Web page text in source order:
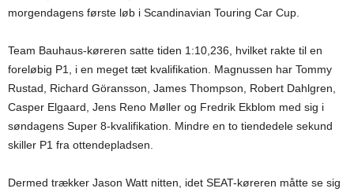
morgendagens første løb i Scandinavian Touring Car Cup.
Team Bauhaus-køreren satte tiden 1:10,236, hvilket rakte til en
foreløbig P1, i en meget tæt kvalifikation. Magnussen har Tommy
Rustad, Richard Göransson, James Thompson, Robert Dahlgren,
Casper Elgaard, Jens Reno Møller og Fredrik Ekblom med sig i
søndagens Super 8-kvalifikation. Mindre en to tiendedele sekund
skiller P1 fra ottendepladsen.
Dermed trækker Jason Watt nitten, idet SEAT-køreren måtte se sig